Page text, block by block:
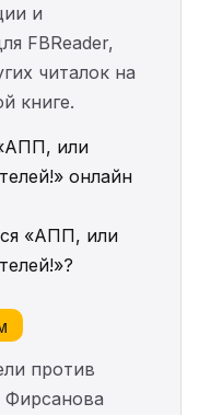
и
FBReader,
читалок на
книге.
или
онлайн
«АПП, или
против
Фирсанова